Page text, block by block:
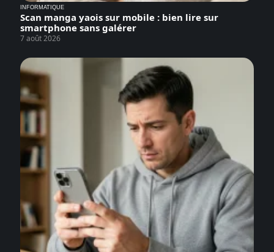
INFORMATIQUE
Scan manga yaois sur mobile : bien lire sur
smartphone sans galérer
7 août 2026